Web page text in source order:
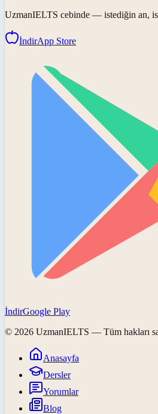
UzmanIELTS cebinde — istediğin an,
İndirApp Store
İndirGoogle Play
© 2026 UzmanIELTS — Tüm hakları
Anasayfa
Dersler
Yorumlar
Blog